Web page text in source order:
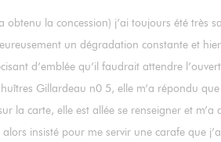
la concession) j’ai toujours été très
un dégradation constante et hier
d’emblée qu’il faudrait attendre
Gillardeau n0 5, elle m’a répondu
carte, elle est allée se renseigner et m’a
insisté pour me servir une carafe que